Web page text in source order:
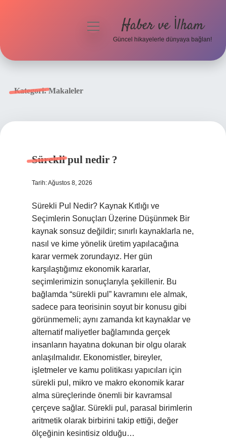
menüyü
Haber ve İlham
Güncel hikayelerle dünyaya bağlan!
Kategori:Makaleler
Sürekli pul nedir ?
Tarih: Ağustos 8, 2026
Sürekli Pul Nedir? Kaynak Kıtlığı ve
Seçimlerin Sonuçları Üzerine Düşünmek Bir
kaynak sonsuz değildir; sınırlı kaynaklarla ne,
nasıl ve kime yönelik üretim yapılacağına
karar vermek zorundayız. Her gün
karşılaştığımız ekonomik kararlar,
seçimlerimizin sonuçlarıyla şekillenir. Bu
bağlamda “sürekli pul” kavramını ele almak,
sadece para teorisinin soyut bir konusu gibi
görünmemeli; aynı zamanda kıt kaynaklar ve
alternatif maliyetler bağlamında gerçek
insanların hayatına dokunan bir olgu olarak
anlaşılmalıdır. Ekonomistler, bireyler,
işletmeler ve kamu politikası yapıcıları için
sürekli pul, mikro ve makro ekonomik karar
alma süreçlerinde önemli bir kavramsal
çerçeve sağlar. Sürekli pul, parasal birimlerin
aritmetik olarak birbirini takip ettiği, değer
ölçeğinin kesintisiz olduğu…